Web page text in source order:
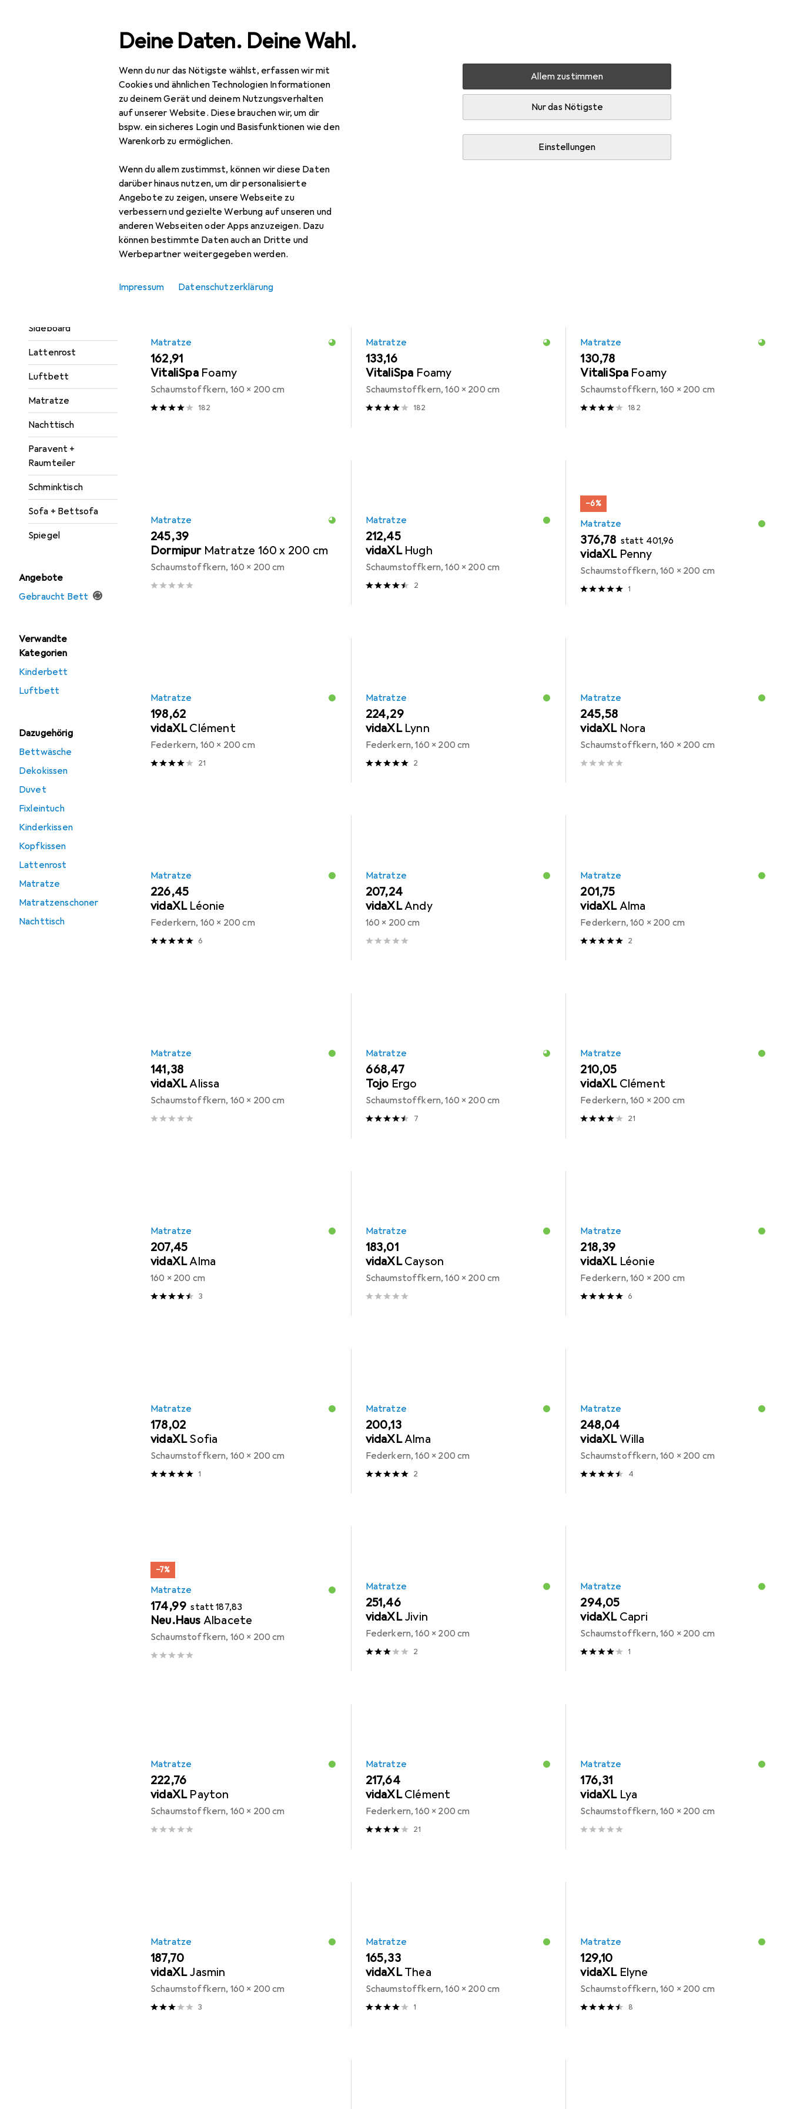
Deine Daten. Deine Wahl.
Wenn du nur das Nötigste wählst, erfassen wir mit
Cookies und ähnlichen Technologien Informationen
zu deinem Gerät und deinem Nutzungsverhalten
auf unserer Website. Diese brauchen wir, um dir
bspw. ein sicheres Login und Basisfunktionen wie den
Warenkorb zu ermöglichen.
Wenn du allem zustimmst, können wir diese Daten
darüber hinaus nutzen, um dir personalisierte
Angebote zu zeigen, unsere Webseite zu
verbessern und gezielte Werbung auf unseren und
anderen Webseiten oder Apps anzuzeigen. Dazu
können bestimmte Daten auch an Dritte und
Werbepartner weitergegeben werden.
Allem zustimmen
Nur das Nötigste
Einstellungen
Impressum Datenschutzerklärung
Navigation nach Kategorien
Sideboard
Lattenrost
Luftbett
Matratze
Nachttisch
Paravent +
Raumteiler
Schminktisch
Sofa + Bettsofa
Spiegel
Angebote
Gebraucht Bett
Verwandte
Kategorien
Kinderbett
Luftbett
Dazugehörig
Bettwäsche
Dekokissen
Duvet
Fixleintuch
Kinderkissen
Kopfkissen
Lattenrost
Matratze
Matratzenschoner
Nachttisch
Gesamtsortiment Wohnen Möbel Zubehör
BelianiIstres
160 x 200 cm
Zubehör für Beliani Istres
Hier findest du passendes Zubehör zum Produkt Beliani Istres aus der Kategorie Matratze.
Sortieren nach:Relevanz
Matratze
EUR
162,91
VitaliSpa Foamy
Schaumstoffkern, 160 x 200 cm
182
Matratze
EUR
133,16
VitaliSpa Foamy
Schaumstoffkern, 160 x 200 cm
182
Matratze
EUR
130,78
VitaliSpa Foamy
Schaumstoffkern, 160 x 200 cm
182
Matratze
EUR
245,39
Dormipur Matratze 160 x 200 cm
Schaumstoffkern, 160 x 200 cm
Matratze
EUR
212,45
vidaXL Hugh
Schaumstoffkern, 160 x 200 cm
2
−6%
Matratze
EUR
376,78 statt EUR
401,96
vidaXL Penny
Schaumstoffkern, 160 x 200 cm
1
Matratze
EUR
198,62
vidaXLClément
Federkern, 160 x 200 cm
21
Matratze
EUR
224,29
vidaXL Lynn
Federkern, 160 x 200 cm
2
Matratze
EUR
245,58
vidaXL Nora
Schaumstoffkern, 160 x 200 cm
Matratze
EUR
226,45
vidaXL Léonie
Federkern, 160 x 200 cm
6
Matratze
EUR
207,24
vidaXLAndy
160 x 200 cm
Matratze
EUR
201,75
vidaXLAlma
Federkern, 160 x 200 cm
2
Matratze
EUR
141,38
vidaXLAlissa
Schaumstoffkern, 160 x 200 cm
Matratze
EUR
668,47
Tojo Ergo
Schaumstoffkern, 160 x 200 cm
7
Matratze
EUR
210,05
vidaXL Clément
Federkern, 160 x 200 cm
21
Matratze
EUR
207,45
vidaXLAlma
160 x 200 cm
3
Matratze
EUR
183,01
vidaXL Cayson
Schaumstoffkern, 160 x 200 cm
Matratze
EUR
218,39
vidaXL Léonie
Federkern, 160 x 200 cm
6
Matratze
EUR
178,02
vidaXLSofia
Schaumstoffkern, 160 x 200 cm
1
Matratze
EUR
200,13
vidaXLAlma
Federkern, 160 x 200 cm
2
Matratze
EUR
248,04
vidaXLWilla
Schaumstoffkern, 160 x 200 cm
4
−7%
Matratze
EUR
174,99 stattEUR
187,83
Neu.Haus Albacete
Schaumstoffkern, 160 x 200 cm
Matratze
EUR
251,46
vidaXL Jivin
Federkern, 160 x 200 cm
2
Matratze
EUR
294,05
vidaXL Capri
Schaumstoffkern, 160 x 200 cm
1
Matratze
EUR
222,76
vidaXL Payton
Schaumstoffkern, 160 x 200 cm
Matratze
EUR
217,64
vidaXL Clément
Federkern, 160 x 200 cm
21
Matratze
EUR
176,31
vidaXL Lya
Schaumstoffkern, 160 x 200 cm
Matratze
EUR
187,70
vidaXLJasmin
Schaumstoffkern, 160 x 200 cm
3
Matratze
EUR
165,33
vidaXL Thea
Schaumstoffkern, 160 x 200 cm
1
Matratze
EUR
129,10
vidaXL Elyne
Schaumstoffkern, 160 x 200 cm
8